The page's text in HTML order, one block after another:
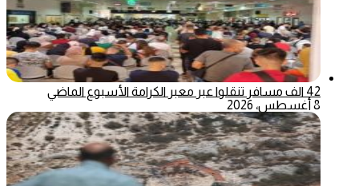
42 الف مسافر تنقلوا عبر معبر الكرامة الأسبوع الماضي
8 أغسطس، 2026